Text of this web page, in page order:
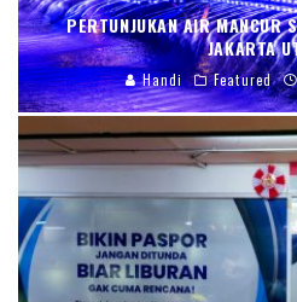
PERTUNJUKAN AIR MANCUR
JAKARTA
Handi Featured